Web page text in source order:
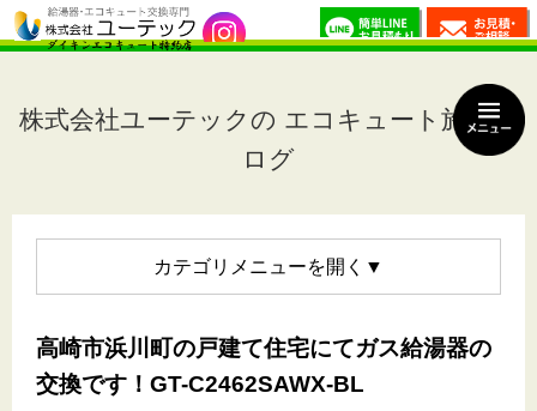
株式会社ユーテックの エコキュート施工ブ
ログ
カテゴリメニュー
高崎市浜川町の戸建て住宅にてガス給湯器の
交換です！GT-C2462SAWX-BL